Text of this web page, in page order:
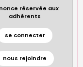
réservée aux
adhérents
se connecter
nous rejoindre